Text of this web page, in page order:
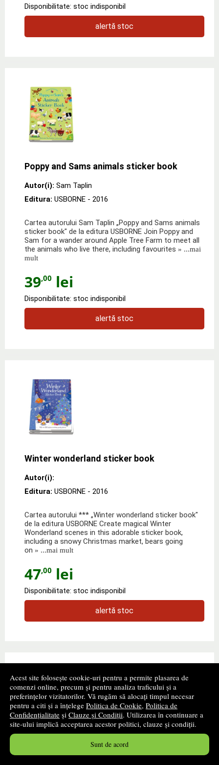
Acest site folosește cookie-uri pentru a permite plasarea de
comenzi online, precum și pentru analiza traficului și a
preferințelor vizitatorilor. Vă rugăm să alocați timpul necesar
pentru a citi și a înțelege Politica de Cookie, Politica de
Confidențialitate și Clauze și Condiții. Utilizarea în continuare a
site-ului implică acceptarea acestor politici, clauze și condiții.
Sunt de acord
Disponibilitate: stoc indisponibil
alertă stoc
Poppy and Sams animals sticker book
Autor(i): Sam Taplin
Editura: USBORNE - 2016
Cartea autorului Sam Taplin „Poppy and Sams animals
sticker book" de la editura USBORNE Join Poppy and
Sam for a wander around Apple Tree Farm to meet all
the animals who live there, including favourites » ...mai
mult
39,00 lei
Disponibilitate: stoc indisponibil
alertă stoc
Winter wonderland sticker book
Autor(i):
Editura: USBORNE - 2016
Cartea autorului *** „Winter wonderland sticker book"
de la editura USBORNE Create magical Winter
Wonderland scenes in this adorable sticker book,
including a snowy Christmas market, bears going
on » ...mai mult
47,00 lei
Disponibilitate: stoc indisponibil
alertă stoc
Winter wonderland sticker book